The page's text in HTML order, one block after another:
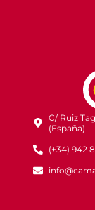
C/ Ruiz
(España)
(+34) 942